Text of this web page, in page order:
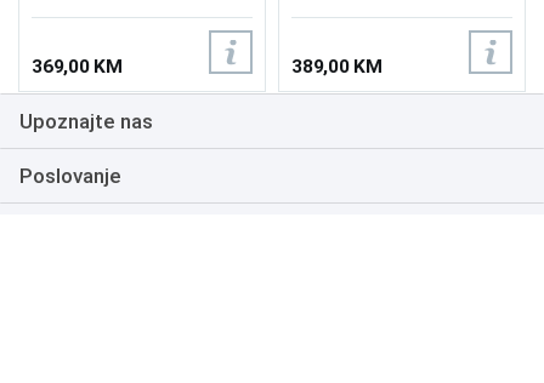
FreeSync, Kontrast: 3.000:1,
Priključci: HDMI 1.4,
DisplayPort 1.4
369,00 KM
H150°/V130°, Brightness:
Resolution): 1366*768, Input
Power: 12V, 3.0A, Input
389,00 KM
Upoznajte nas
Poslovanje